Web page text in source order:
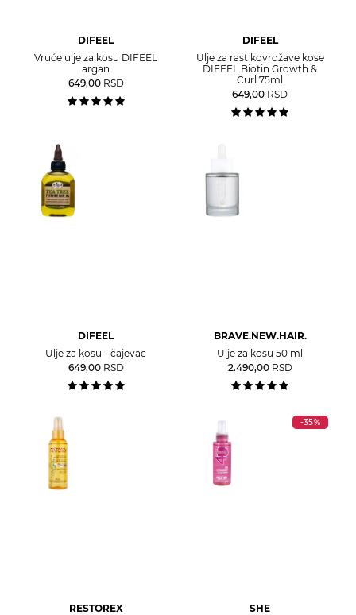
DIFEEL
Vruće ulje za kosu DIFEEL
argan
649,00 RSD
DIFEEL
Ulje za rast kovrdžave kose
DIFEEL Biotin Growth &
Curl 75ml
649,00 RSD
DIFEEL
Ulje za kosu - čajevac
649,00 RSD
BRAVE.NEW.HAIR.
Ulje za kosu 50 ml
2.490,00 RSD
RESTOREX
-35%
SHE